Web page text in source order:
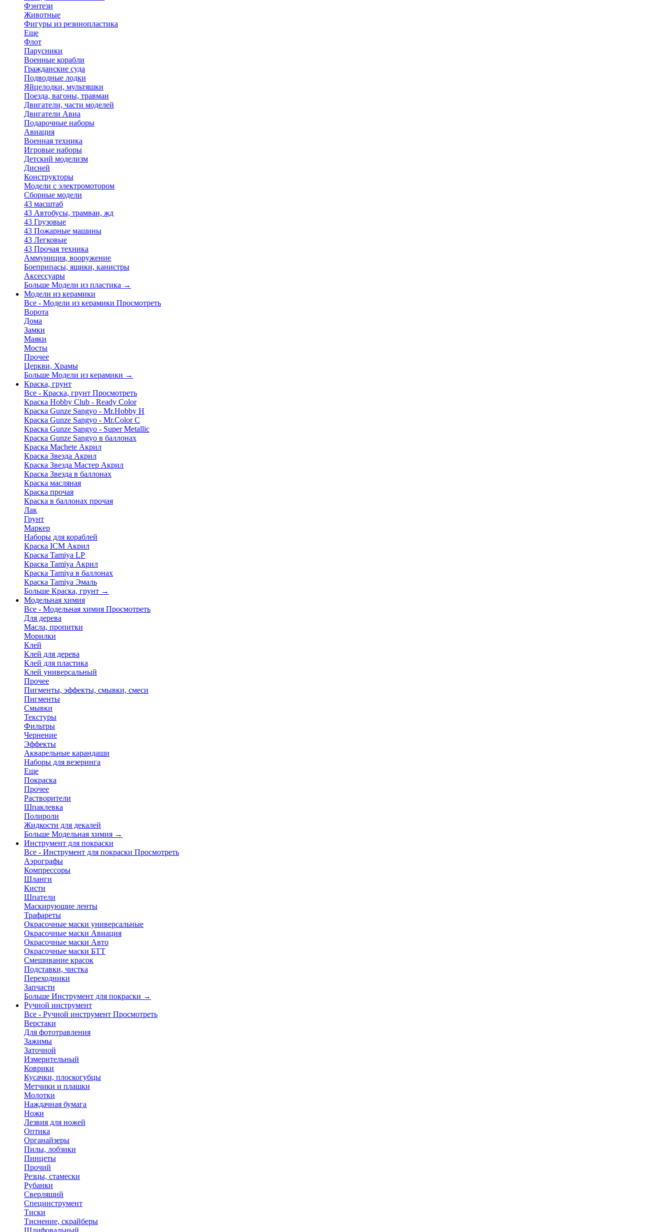
Фэнтези
Животные
Фигуры из резинопластика
Еще
Флот
Парусники
Военные корабли
Гражданские суда
Подводные лодки
Яйцелодки, мультяшки
Поезда, вагоны, травмаи
Двигатели, части моделей
Двигатели Авиа
Подарочные наборы
Авиация
Военная техника
Игровые наборы
Детский моделизм
Дисней
Конструкторы
Модели с электромотором
Сборные модели
43 масштаб
43 Автобусы, трамваи, жд
43 Грузовые
43 Пожарные машины
43 Легковые
43 Прочая техника
Аммуниция, вооружение
Боеприпасы, ящики, канистры
Аксессуары
Больше Модели из пластика →
Модели из керамики
Все - Модели из керамики Просмотреть
Ворота
Дома
Замки
Маяки
Мосты
Прочее
Церкви, Храмы
Больше Модели из керамики →
Краска, грунт
Все - Краска, грунт Просмотреть
Краска Hobby Club - Ready Color
Краска Gunze Sangyo - Mr.Hobby H
Краска Gunze Sangyo - Mr.Color C
Краска Gunze Sangyo - Super Metallic
Краска Gunze Sangyo в баллонах
Краска Machete Акрил
Краска Звезда Акрил
Краска Звезда Мастер Акрил
Краска Звезда в баллонах
Краска масляная
Краска прочая
Краска в баллонах прочая
Лак
Грунт
Маркер
Наборы для кораблей
Краска ICM Акрил
Краска Tamiya LP
Краска Tamiya Акрил
Краска Tamiya в баллонах
Краска Tamiya Эмаль
Больше Краска, грунт →
Модельная химия
Все - Модельная химия Просмотреть
Для дерева
Масла, пропитки
Морилки
Клей
Клей для дерева
Клей для пластика
Клей универсальный
Прочее
Пигменты, эффекты, смывки, смеси
Пигменты
Смывки
Текстуры
Фильтры
Чернение
Эффекты
Акварельные карандаши
Наборы для везеринга
Еще
Покраска
Прочее
Растворители
Шпаклевка
Полироли
Жидкости для декалей
Больше Модельная химия →
Инструмент для покраски
Все - Инструмент для покраски Просмотреть
Аэрографы
Компрессоры
Шланги
Кисти
Шпатели
Маскирующие ленты
Трафареты
Окрасочные маски универсальные
Окрасочные маски Авиация
Окрасочные маски Авто
Окрасочные маски БТТ
Смешивание красок
Подставки, чистка
Переходники
Запчасти
Больше Инструмент для покраски →
Ручной инструмент
Все - Ручной инструмент Просмотреть
Верстаки
Для фототравления
Зажимы
Заточной
Измерительный
Коврики
Кусачки, плоскогубцы
Метчики и плашки
Молотки
Наждачная бумага
Ножи
Лезвия для ножей
Оптика
Органайзеры
Пилы, лобзики
Пинцеты
Прочий
Резцы, стамески
Рубанки
Сверлящий
Специнструмент
Тиски
Тиснение, скрайберы
Шлифовальный